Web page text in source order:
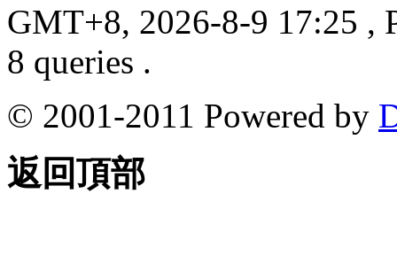
GMT+8, 2026-8-9 17:25 ,
8 queries .
© 2001-2011 Powered by
返回頂部